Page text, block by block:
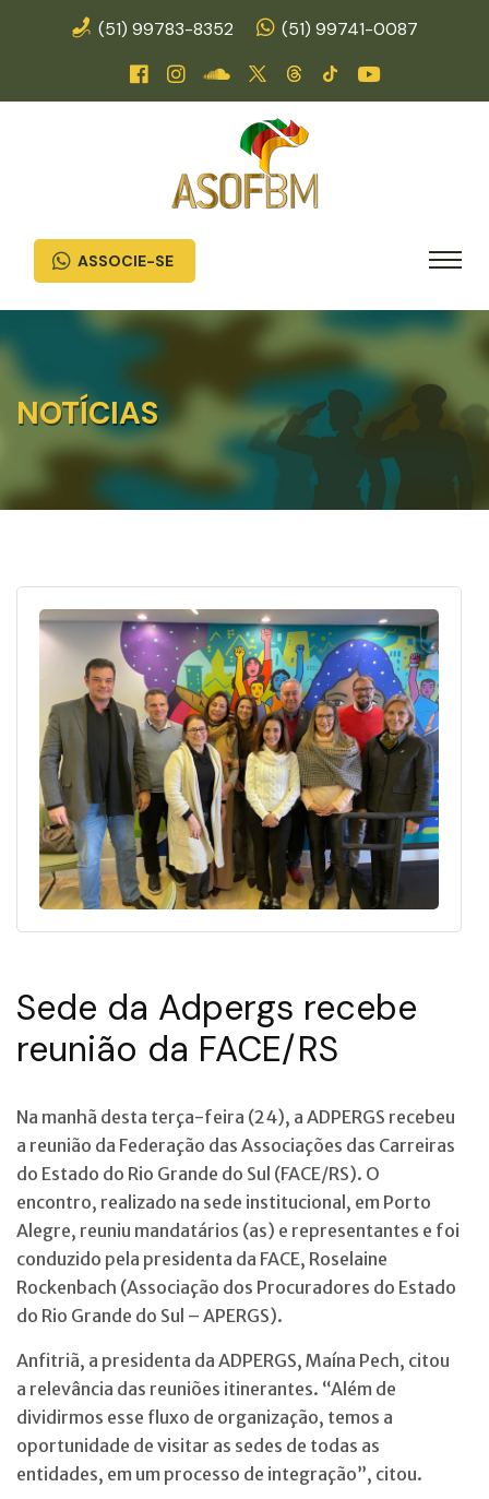
(51) 99783-8352 (51) 99741-0087
ASSOCIE-SE
NOTÍCIAS
Sede da Adpergs recebe
reunião da FACE/RS
Na manhã desta terça-feira (24), a ADPERGS recebeu
a reunião da Federação das Associações das Carreiras
do Estado do Rio Grande do Sul (FACE/RS). O
encontro, realizado na sede institucional, em Porto
Alegre, reuniu mandatários (as) e representantes e foi
conduzido pela presidenta da FACE, Roselaine
Rockenbach (Associação dos Procuradores do Estado
do Rio Grande do Sul – APERGS).
Anfitriã, a presidenta da ADPERGS, Maína Pech, citou
a relevância das reuniões itinerantes. “Além de
dividirmos esse fluxo de organização, temos a
oportunidade de visitar as sedes de todas as
entidades, em um processo de integração”, citou.